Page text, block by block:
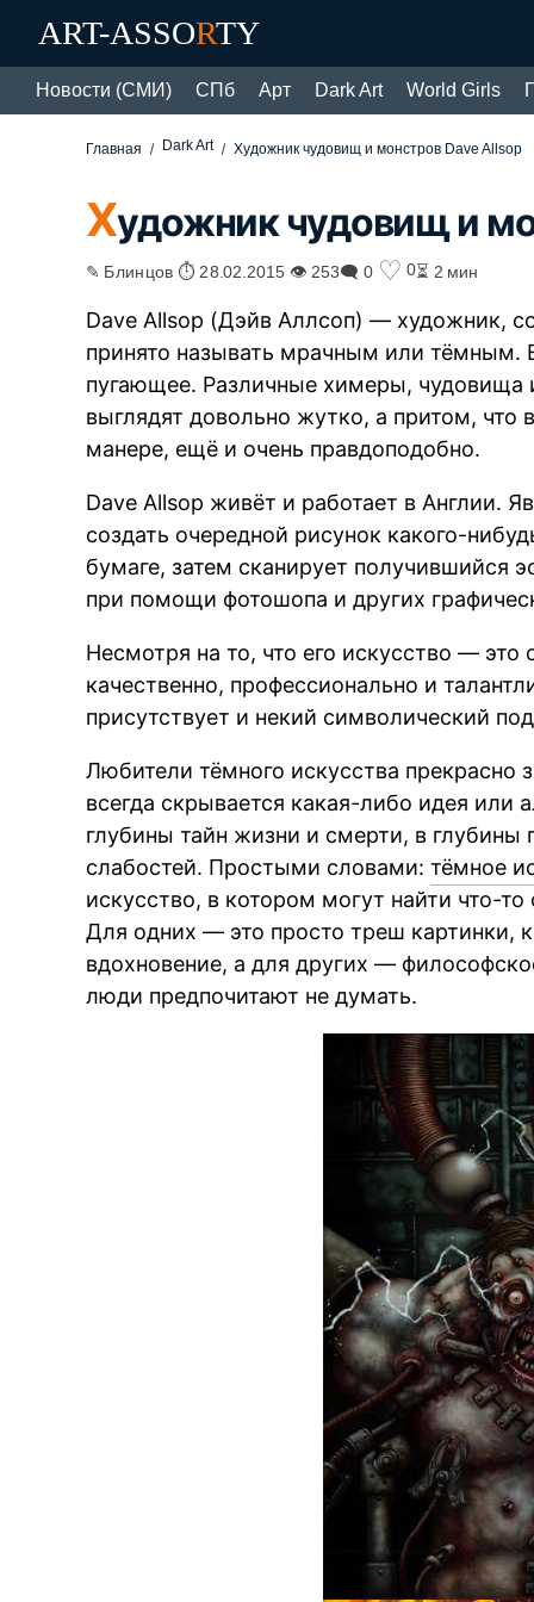
ART-ASSORTY
Новости (СМИ) СПб Арт Dark Art World Girls
Главная Dark Art Художник чудовищ и монстров Dave Allsop
Художник чудовищ и
✎ Блинцов ⏱ 28.02.2015 👁 253🗨 0 ♡ 0⏳ 2 мин
Dave Allsop (Дэйв Аллсоп) — художник,
принято называть мрачным или тёмным.
пугающее. Различные химеры, чудовища
выглядят довольно жутко, а притом, что
манере, ещё и очень правдоподобно.
Dave Allsop живёт и работает в Англии.
создать очередной рисунок какого-
бумаге, затем сканирует получившийся
при помощи фотошопа и других
Несмотря на то, что его искусство — это
качественно, профессионально и
присутствует и некий символический
Любители тёмного искусства
всегда скрывается какая-либо идея или
глубины тайн жизни и смерти, в глубины
слабостей. Простыми словами:тёмное
искусство, в котором могут найти что-
Для одних — это просто треш картинки,
вдохновение, а для других —
люди предпочитают не думать.